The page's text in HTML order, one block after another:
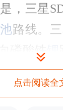
，三星
路线。
磷酸铁
了借助磷
能市场的“
点击阅读全